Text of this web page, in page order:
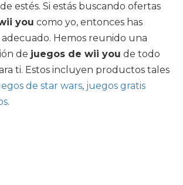
estés. Si estás buscando ofertas
you como yo, entonces has
Hemos reunido una
de juegos de wii you de todo
ti. Estos incluyen productos tales
de star wars, juegos gratis
.